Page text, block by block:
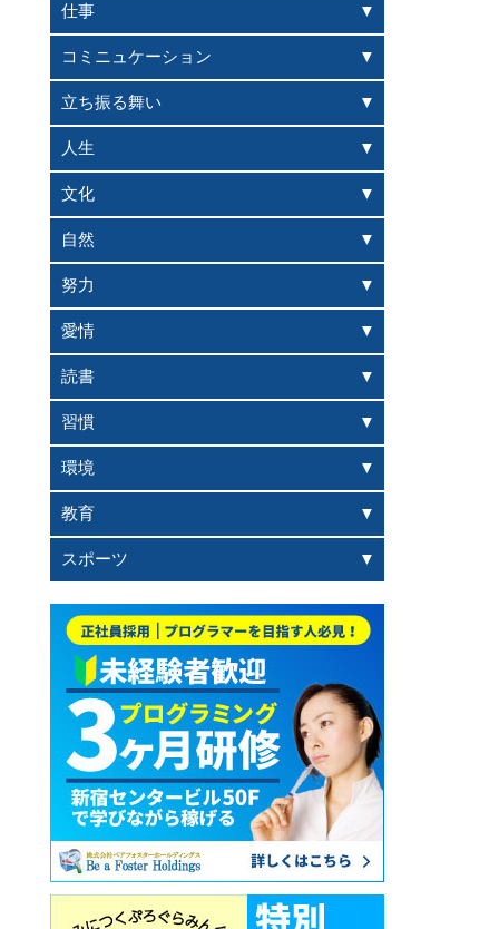
仕事
コミニュケーション
立ち振る舞い
人生
文化
自然
努力
愛情
読書
習慣
環境
教育
スポーツ